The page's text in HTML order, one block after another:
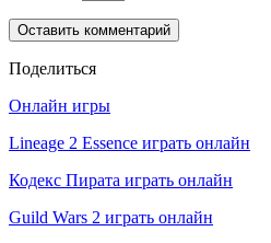
Поделиться
Онлайн игры
Lineage 2 Essence играть онлайн
Кодекс Пирата играть онлайн
Guild Wars 2 играть онлайн